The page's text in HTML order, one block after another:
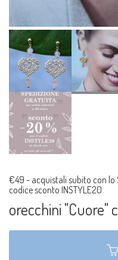
€49 - acquistali subito con lo
codice sconto INSTYLE20
orecchini "Cuore"